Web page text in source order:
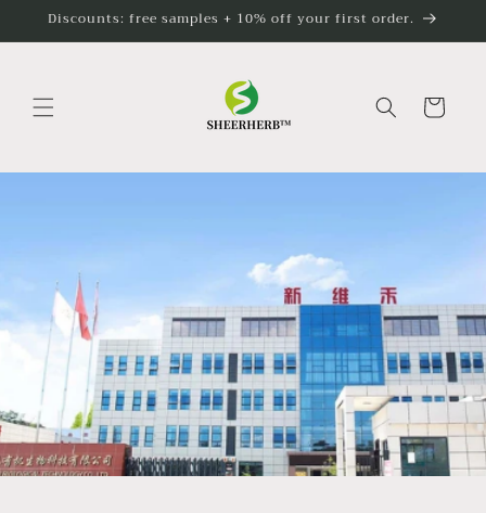
directamente
al contenido
Discounts: free samples + 10% off your first order.
Carrito